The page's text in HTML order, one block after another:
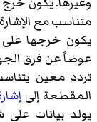
متناسب مع
يكون خرجها
عوضاً عن فرق
تردد معين
المقطعة إلى